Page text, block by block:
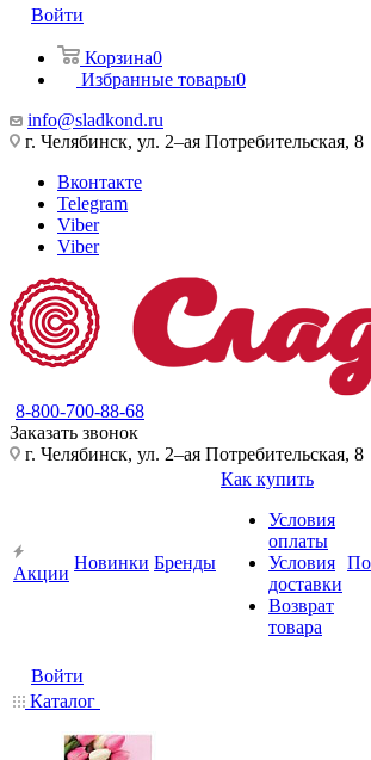
Войти
Корзина0
Избранные товары0
info@sladkond.ru
г. Челябинск, ул. 2–ая Потребительская, 8
Вконтакте
Telegram
Viber
Viber
8-800-700-88-68
Заказать звонок
г. Челябинск, ул. 2–ая Потребительская, 8
Акции
Новинки Бренды
Как купить
Условия
оплаты
Условия
доставки
Возврат
товара
Войти
Каталог